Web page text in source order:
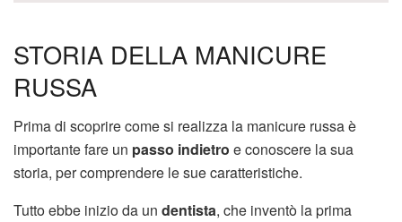
STORIA DELLA MANICURE
RUSSA
Prima di scoprire come si realizza la manicure russa è
importante fare un passo indietro e conoscere la sua
storia, per comprendere le sue caratteristiche.
Tutto ebbe inizio da un dentista, che inventò la prima